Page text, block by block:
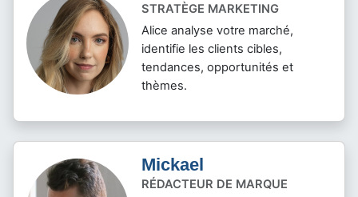
STRATÈGE MARKETING
Alice analyse votre marché,
identifie les clients cibles,
tendances, opportunités et
thèmes.
Mickael
RÉDACTEUR DE MARQUE